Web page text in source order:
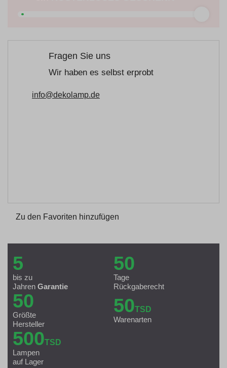
Fragen Sie uns
Wir haben es selbst erprobt
info@dekolamp.de
Zu den Favoriten hinzufügen
5
bis zu
Jahren Garantie
50
Tage
Rückgaberecht
50
Größte
Hersteller
50TSD
Warenarten
500TSD
Lampen
auf Lager